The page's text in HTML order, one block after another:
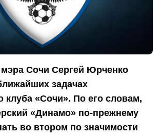
мэра Сочи Сергей Юрченко
задачах
клуба «Сочи». По его словам,
«Динамо» по-прежнему
во втором по значимости